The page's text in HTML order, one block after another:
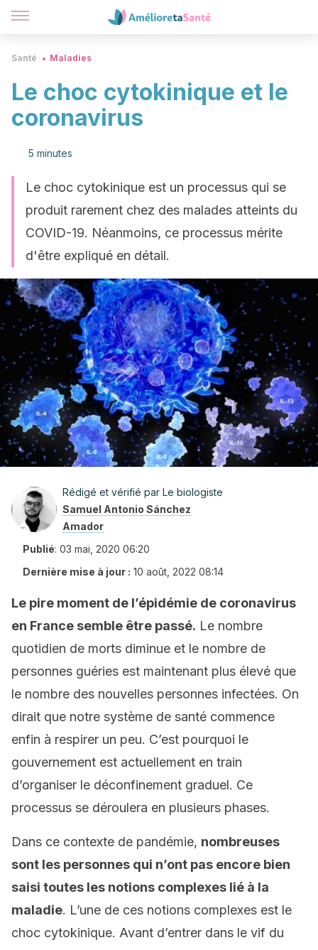
Santé Maladies
Le choc cytokinique et le
coronavirus
5 minutes
Le choc cytokinique est un processus qui se
produit rarement chez des malades atteints du
COVID-19. Néanmoins, ce processus mérite
d'être expliqué en détail.
Rédigé et vérifié par Le biologiste
Samuel Antonio Sánchez
Amador
Publié: 03 mai, 2020 06:20
Dernière mise à jour : 10 août, 2022 08:14
Le pire moment de l’épidémie de coronavirus
en France semble être passé. Le nombre
quotidien de morts diminue et le nombre de
personnes guéries est maintenant plus élevé que
le nombre des nouvelles personnes infectées. On
dirait que notre système de santé commence
enfin à respirer un peu. C’est pourquoi le
gouvernement est actuellement en train
d’organiser le déconfinement graduel. Ce
processus se déroulera en plusieurs phases.
Dans ce contexte de pandémie, nombreuses
sont les personnes qui n’ont pas encore bien
saisi toutes les notions complexes lié à la
maladie. L’une de ces notions complexes est le
choc cytokinique. Avant d’entrer dans le vif du